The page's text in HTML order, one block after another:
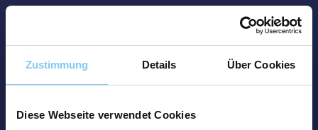
Zustimmung Details Über Cookies
Diese Webseite verwendet Cookies